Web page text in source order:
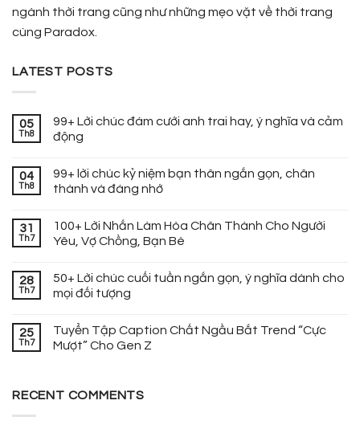
ngành thời trang cũng như những mẹo vặt về thời trang
cùng Paradox.
LATEST POSTS
05
Th8
99+ Lời chúc đám cưới anh trai hay, ý nghĩa và cảm
động
04
Th8
99+ lời chúc kỷ niệm bạn thân ngắn gọn, chân
thành và đáng nhớ
31
Th7
100+ Lời Nhắn Làm Hòa Chân Thành Cho Người
Yêu, Vợ Chồng, Bạn Bè
28
Th7
50+ Lời chúc cuối tuần ngắn gọn, ý nghĩa dành cho
mọi đối tượng
25
Th7
Tuyển Tập Caption Chất Ngầu Bắt Trend “Cực
Mượt” Cho Gen Z
RECENT COMMENTS